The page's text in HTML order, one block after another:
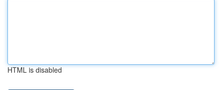
HTML is disabled